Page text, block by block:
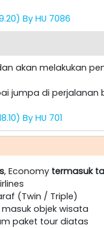
By HU 7086
akan melakukan
jumpa di perjalanan
By HU 701
, Economy termasuk
(Twin / Triple)
objek wisata
paket tour diatas